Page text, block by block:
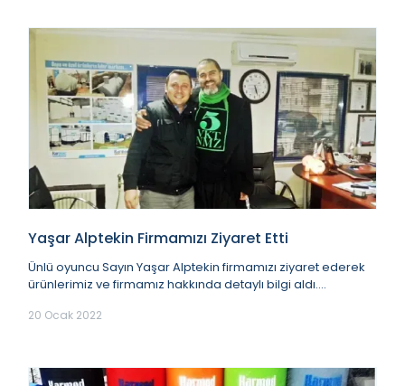
Yaşar Alptekin Firmamızı Ziyaret Etti
Ünlü oyuncu Sayın Yaşar Alptekin firmamızı ziyaret ederek
ürünlerimiz ve firmamız hakkında detaylı bilgi aldı.
20 Ocak 2022